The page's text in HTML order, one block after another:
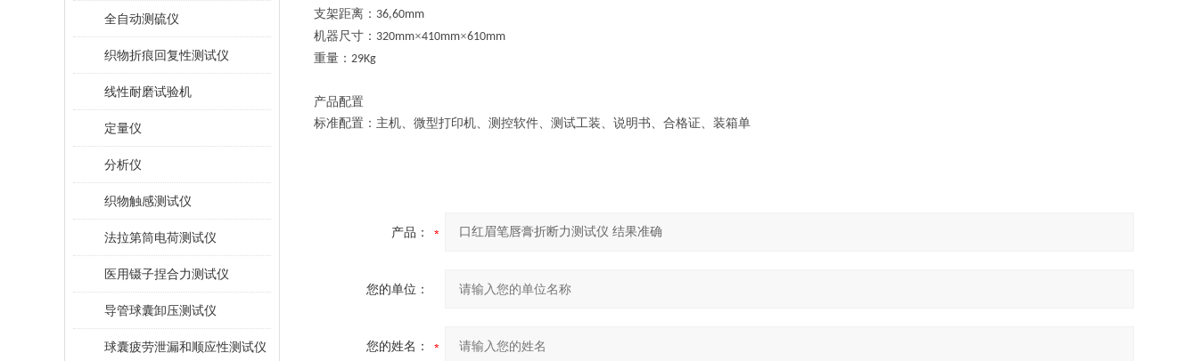
全自动测硫仪
织物折痕回复性测试仪
线性耐磨试验机
定量仪
分析仪
织物触感测试仪
法拉第筒电荷测试仪
医用镊子捏合力测试仪
导管球囊卸压测试仪
球囊疲劳泄漏和顺应性测试仪
支架距离： 36,60mm
机器尺寸： 320mm×410mm×610mm
重量： 29Kg
产品配置
标准配置：主机、微型打印机、测控软件、测试工装、说明书、合格证、装箱单
产品：
您的单位：
您的姓名：